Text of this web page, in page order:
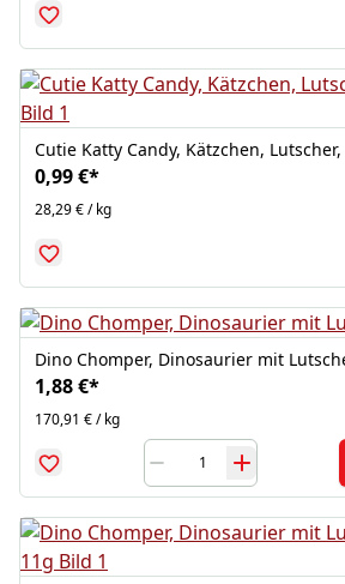
Cutie Katty Candy, Kätzchen,
0,99 €*
28,29 € / kg
Dino Chomper, Dinosaurier mit
1,88 €*
170,91 € / kg